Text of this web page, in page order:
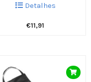
Detalhes
€11,91